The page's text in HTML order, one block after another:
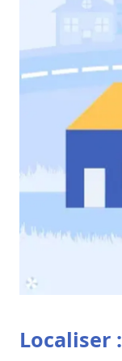
Localiser :